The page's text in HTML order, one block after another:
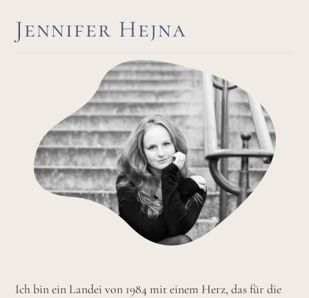
Jennifer Hejna
Ich bin ein Landei von 1984 mit einem Herz, das für die